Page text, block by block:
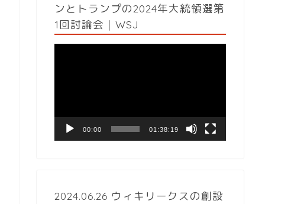
ンとトランプの2024年大統領選第
1回討論会｜WSJ
ヤ
00:00 01:38:19
2024.06.26 ウィキリークスの創設